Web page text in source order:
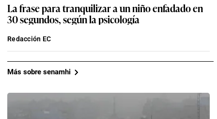
La frase para tranquilizar a un niño enfadado en
30 segundos, según la psicología
Redacción EC
Más sobre senamhi